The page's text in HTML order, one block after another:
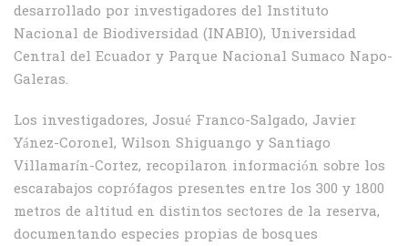
desarrollado por investigadores del Instituto
Nacional de Biodiversidad (INABIO), Universidad
Central del Ecuador y Parque Nacional Sumaco Napo-
Galeras.
Los investigadores, Josué Franco-Salgado, Javier
Yánez-Coronel, Wilson Shiguango y Santiago
Villamarín-Cortez, recopilaron información sobre los
escarabajos coprófagos presentes entre los 300 y 1800
metros de altitud en distintos sectores de la reserva,
documentando especies propias de bosques